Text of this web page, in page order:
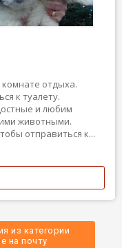
отдыха.
к туалету.
и любим
животными.
отправиться к...
из категории
на почту